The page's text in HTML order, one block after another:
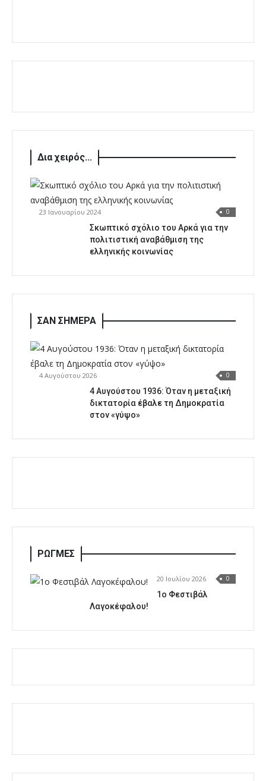
Δια χειρός...
23 Ιανουαρίου 2024 0
Σκωπτικό σχόλιο του Αρκά για την
πολιτιστική αναβάθμιση της
ελληνικής κοινωνίας
ΣΑΝ ΣΗΜΕΡΑ
4 Αυγούστου 2026 0
4 Αυγούστου 1936: Όταν η μεταξική
δικτατορία έβαλε τη Δημοκρατία
στον «γύψο»
ΡΩΓΜΕΣ
20 Ιουλίου 2026 0
1o Φεστιβάλ
Λαγοκέφαλου!